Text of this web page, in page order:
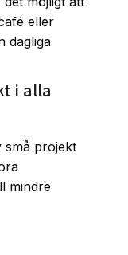
eller
dagliga
i alla
små projekt
mindre